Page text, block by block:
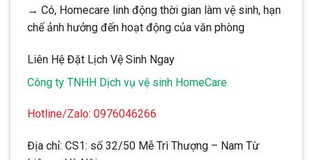
→ Có, Homecare linh động thời gian làm vệ sinh, hạn
chế ảnh hưởng đến hoạt động của văn phòng
Liên Hệ Đặt Lịch Vệ Sinh Ngay
Công ty TNHH Dịch vụ vệ sinh HomeCare
Hotline/Zalo: 0976046266
Địa chỉ: CS1: số 32/50 Mễ Trì Thượng – Nam Từ